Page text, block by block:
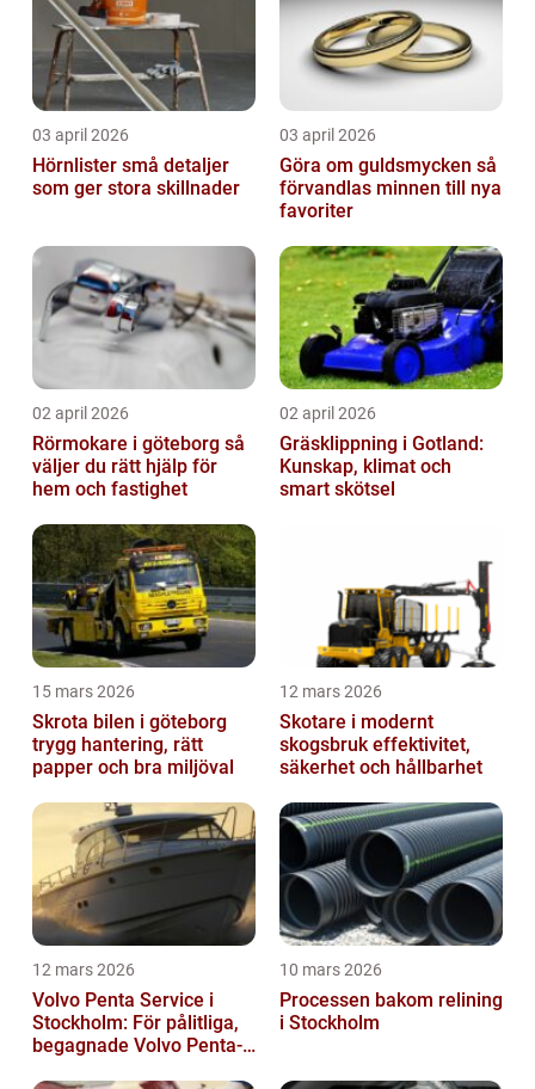
03 april 2026
Hörnlister små detaljer
som ger stora skillnader
03 april 2026
Göra om guldsmycken så
förvandlas minnen till nya
favoriter
02 april 2026
Rörmokare i göteborg så
väljer du rätt hjälp för
hem och fastighet
02 april 2026
Gräsklippning i Gotland:
Kunskap, klimat och
smart skötsel
15 mars 2026
Skrota bilen i göteborg
trygg hantering, rätt
papper och bra miljöval
12 mars 2026
Skotare i modernt
skogsbruk effektivitet,
säkerhet och hållbarhet
12 mars 2026
Volvo Penta Service i
Stockholm: För pålitliga,
begagnade Volvo Penta-
10 mars 2026
Processen bakom relining
i Stockholm